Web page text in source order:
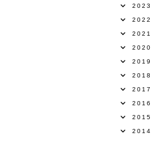
2023
2022
2021
2020
2019
2018
2017
2016
2015
2014